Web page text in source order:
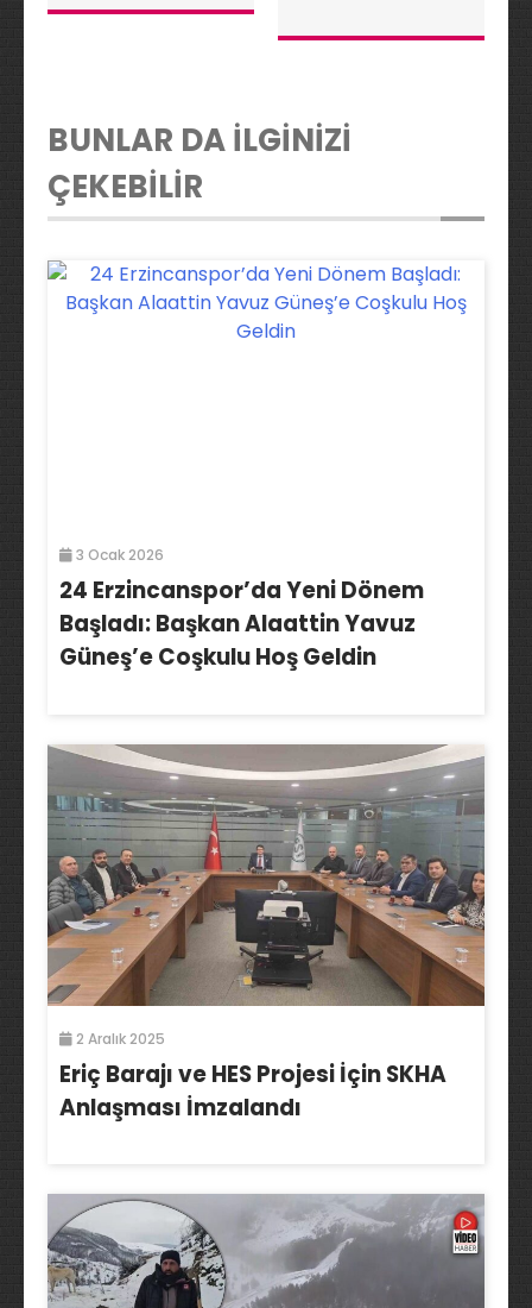
BUNLAR DA İLGİNİZİ
ÇEKEBİLİR
3 Ocak 2026
24 Erzincanspor’da Yeni Dönem
Başladı: Başkan Alaattin Yavuz
Güneş’e Coşkulu Hoş Geldin
2 Aralık 2025
Eriç Barajı ve HES Projesi İçin SKHA
Anlaşması İmzalandı